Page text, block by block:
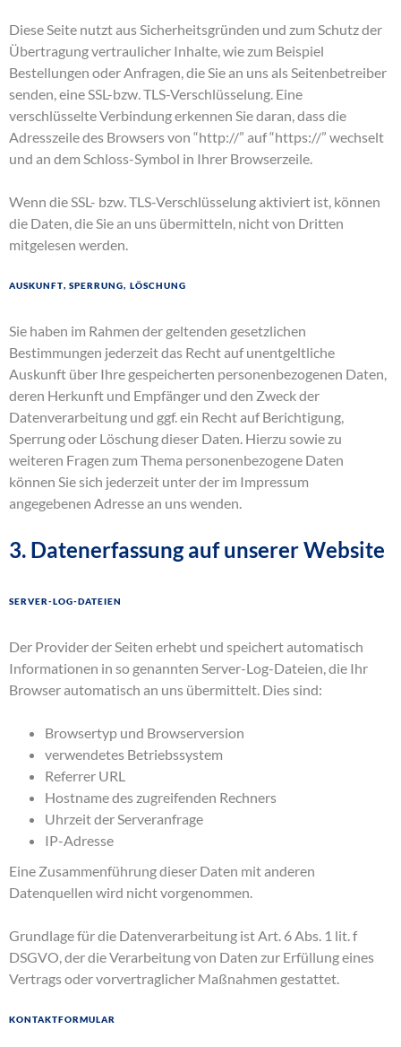
Diese Seite nutzt aus Sicherheitsgründen und zum Schutz der
Übertragung vertraulicher Inhalte, wie zum Beispiel
Bestellungen oder Anfragen, die Sie an uns als Seitenbetreiber
senden, eine SSL-bzw. TLS-Verschlüsselung. Eine
verschlüsselte Verbindung erkennen Sie daran, dass die
Adresszeile des Browsers von “http://” auf “https://” wechselt
und an dem Schloss-Symbol in Ihrer Browserzeile.
Wenn die SSL- bzw. TLS-Verschlüsselung aktiviert ist, können
die Daten, die Sie an uns übermitteln, nicht von Dritten
mitgelesen werden.
Auskunft, Sperrung, Löschung
Sie haben im Rahmen der geltenden gesetzlichen
Bestimmungen jederzeit das Recht auf unentgeltliche
Auskunft über Ihre gespeicherten personenbezogenen Daten,
deren Herkunft und Empfänger und den Zweck der
Datenverarbeitung und ggf. ein Recht auf Berichtigung,
Sperrung oder Löschung dieser Daten. Hierzu sowie zu
weiteren Fragen zum Thema personenbezogene Daten
können Sie sich jederzeit unter der im Impressum
angegebenen Adresse an uns wenden.
3. Datenerfassung auf unserer Website
Server-Log-Dateien
Der Provider der Seiten erhebt und speichert automatisch
Informationen in so genannten Server-Log-Dateien, die Ihr
Browser automatisch an uns übermittelt. Dies sind:
Browsertyp und Browserversion
verwendetes Betriebssystem
Referrer URL
Hostname des zugreifenden Rechners
Uhrzeit der Serveranfrage
IP-Adresse
Eine Zusammenführung dieser Daten mit anderen
Datenquellen wird nicht vorgenommen.
Grundlage für die Datenverarbeitung ist Art. 6 Abs. 1 lit. f
DSGVO, der die Verarbeitung von Daten zur Erfüllung eines
Vertrags oder vorvertraglicher Maßnahmen gestattet.
Kontaktformular